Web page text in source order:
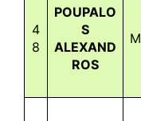
4
8
POUPALO
S
ALEXAND
ROS
M